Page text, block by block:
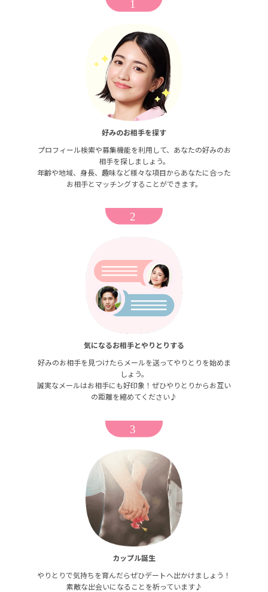
好みのお相手を探す
プロフィール検索や募集機能を利用して、あなたの好みのお
相手を探しましょう。
年齢や地域、身長、趣味など様々な項目からあなたに合った
お相手とマッチングすることができます。
気になるお相手とやりとりする
好みのお相手を見つけたらメールを送ってやりとりを始めま
しょう。
誠実なメールはお相手にも好印象！ぜひやりとりからお互い
の距離を縮めてください♪
カップル誕生
やりとりで気持ちを育んだらぜひデートへ出かけましょう！
素敵な出会いになることを祈っています♪